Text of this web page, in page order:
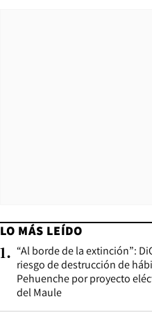
LO MÁS LEÍDO
1. “Al borde de la extinción”:
riesgo de destrucción de
Pehuenche por proyecto
del Maule